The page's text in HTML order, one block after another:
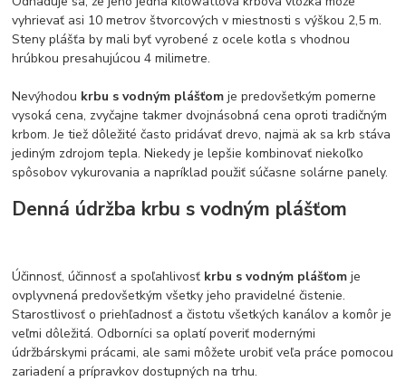
vyhrievať asi 10 metrov štvorcových v miestnosti s výškou 2,5 m.
Steny plášťa by mali byť vyrobené z ocele kotla s vhodnou
hrúbkou presahujúcou 4 milimetre.
Nevýhodou krbu s vodným plášťomje predovšetkým pomerne
vysoká cena, zvyčajne takmer dvojnásobná cena oproti tradičným
krbom. Je tiež dôležité často pridávať drevo, najmä ak sa krb stáva
jediným zdrojom tepla. Niekedy je lepšie kombinovať niekoľko
spôsobov vykurovania a napríklad použiť súčasne solárne panely.
Denná údržba krbu s vodným plášťom
Účinnosť, účinnosť a spoľahlivosť krbu s vodným plášťomje
ovplyvnená predovšetkým všetky jeho pravidelné čistenie.
Starostlivosť o priehľadnosť a čistotu všetkých kanálov a komôr je
veľmi dôležitá. Odborníci sa oplatí poveriť modernými
údržbárskymi prácami, ale sami môžete urobiť veľa práce pomocou
zariadení a prípravkov dostupných na trhu.